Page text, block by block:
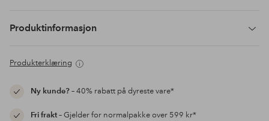
Produktinformasjon
Produkterklæring
Ny kunde?– 40% rabatt på dyreste vare*
Fri frakt– Gjelder for normalpakke over 599 kr*